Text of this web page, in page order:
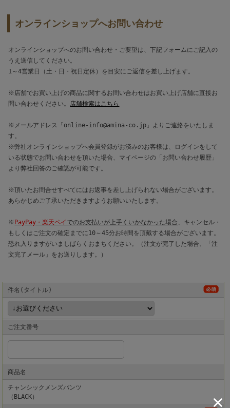
オンラインショップへお問い合わせ
オンラインショップへのお問い合わせ・ご要望は、下記フォームにご記入の
うえ送信してください。
1～4営業日（土・日・祝日定休）を目安にご返信を差し上げます。
※店舗でお買い上げの商品に関するお問い合わせはお買い上げ店舗に直接お
問い合わせください。 店舗検索はこちら
※メールアドレス「online-info@amina-co.jp」よりご連絡をいたしま
す。
※弊社オンラインショップへ会員登録がお済みのお客様は、ログインをして
いる状態でお問い合わせを頂いた場合、マイページの「お問い合わせ履歴」
より弊社回答のご確認が可能です。
※頂いたお問合せすべてにはお返事を差し上げられない場合がございます。
あらかじめご了承いただきますようお願いいたします。
※ PayPay・楽天ペイ でのお支払いが上手くいかなかった場合、キャンセル・
もしくはご注文の確定までに10～45分お時間を頂戴する場合がございます。
恐れ入りますがいましばらくおまちください。（注文が完了した場合、「注
文完了メール」をお送りします。）
件名(タイトル)
ご注文番号
商品名
チャンシックメンズパンツ
（BLACK）